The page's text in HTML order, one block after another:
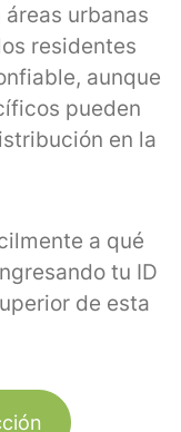
urbanas
residentes
aunque
pueden
en la
a qué
tu ID
de esta